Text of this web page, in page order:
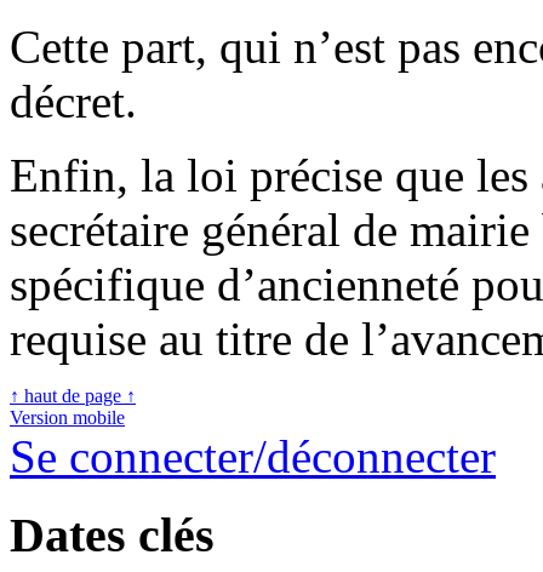
Cette part, qui n’est pas
décret.
Enfin, la loi précise que les
secrétaire général de
spécifique d’ancienneté
requise au titre de
↑ haut de page ↑
Version mobile
Se connecter/déconnecter
Dates clés